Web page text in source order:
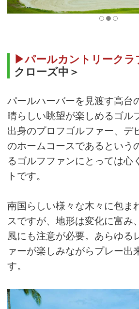
▶パールカントリークラ
クローズ中＞
パールハーバーを見渡す高台
晴らしい眺望が楽しめるゴル
出身のプロフゴルファー、デ
のホームコースであるという
るゴルフファンにとっては心
トです。
南国らしい様々な木々に包ま
スですが、地形は変化に富み
風にも注意が必要。あらゆる
ァーが楽しみながらプレー出
す。